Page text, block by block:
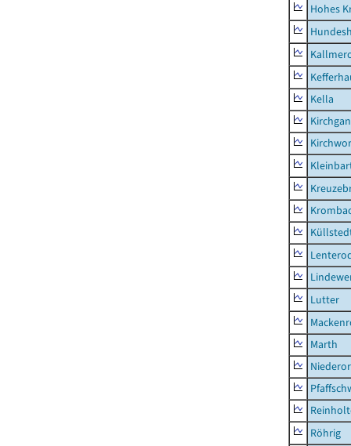
Hohes
Kella
Lutter
Marth
Röhrig